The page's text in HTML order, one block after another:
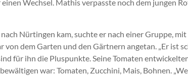
Wechsel. Mathis verpasste noch dem jungen
Nürtingen kam, suchte er nach einer Gruppe,
dem Garten und den Gärtnern angetan. „Er ist
für ihn die Pluspunkte. Seine Tomaten
war: Tomaten, Zucchini, Mais, Bohnen.